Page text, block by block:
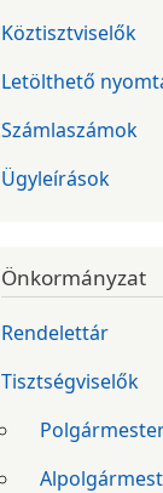
Köztisztviselők
Letölthető
Számlaszámok
Ügyleírások
Önkormányzat
Rendelettár
Tisztségviselők